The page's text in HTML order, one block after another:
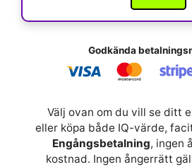
Godkända
Välj ovan om du vill se ditt
eller köpa både IQ-värde,
Engångsbetalning, ingen
kostnad. Ingen ångerrätt